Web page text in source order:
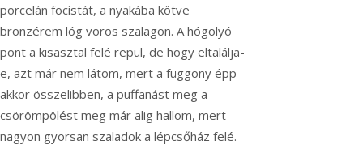
porcelán focistát, a nyakába kötve
bronzérem lóg vörös szalagon. A hógolyó
pont a kisasztal felé repül, de hogy eltalálja-
e, azt már nem látom, mert a függöny épp
akkor összelibben, a puffanást meg a
csörömpölést meg már alig hallom, mert
nagyon gyorsan szaladok a lépcsőház felé.